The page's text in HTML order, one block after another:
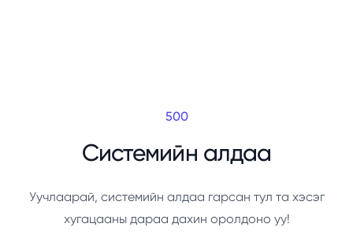
500
Системийн алдаа
Уучлаарай, системийн алдаа гарсан тул та хэсэг
хугацааны дараа дахин оролдоно уу!